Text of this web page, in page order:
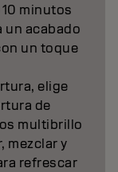
minutos
un acabado
un toque
elige
de
multibrillo
mezclar y
refrescar